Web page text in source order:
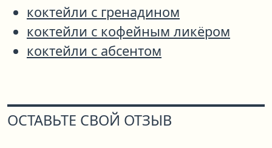
коктейли с гренадином
коктейли с кофейным ликёром
коктейли с абсентом
ОСТАВЬТЕ СВОЙ ОТЗЫВ